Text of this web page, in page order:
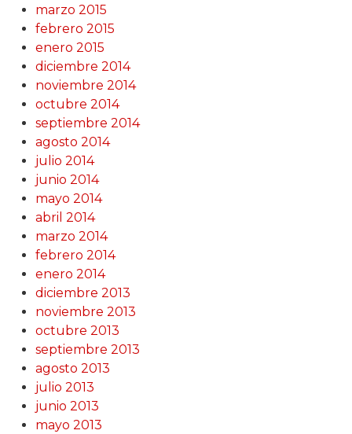
marzo 2015
febrero 2015
enero 2015
diciembre 2014
noviembre 2014
octubre 2014
septiembre 2014
agosto 2014
julio 2014
junio 2014
mayo 2014
abril 2014
marzo 2014
febrero 2014
enero 2014
diciembre 2013
noviembre 2013
octubre 2013
septiembre 2013
agosto 2013
julio 2013
junio 2013
mayo 2013